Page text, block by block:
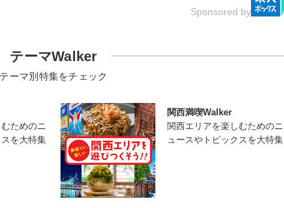
Sponsored by
テーマWalker
テーマ別特集をチェック
ためのニ
を大特集
関西満喫Walker
関西エリアを楽しむためのニ
ュースやトピックスを大特集